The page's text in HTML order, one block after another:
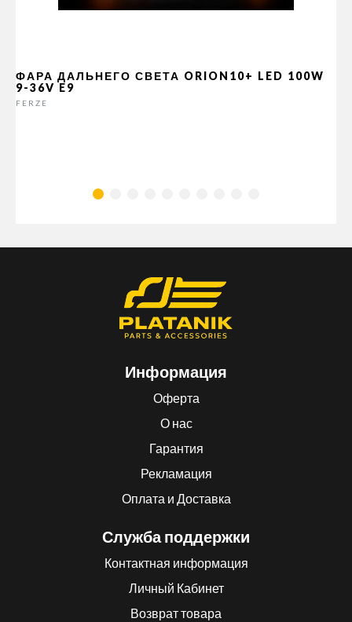
ФАРА ДАЛЬНЕГО СВЕТА ORION10+ LED 100W
9-36V E9
FERZE
Информация
Оферта
О нас
Гарантия
Рекламация
Оплата и Доставка
Служба поддержки
Контактная информация
Личный Кабинет
Возврат товара